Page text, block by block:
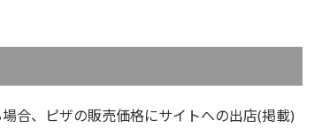
合、ピザの販売価格にサイトへの出店(掲載)